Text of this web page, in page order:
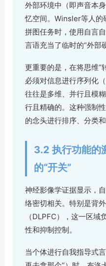
外部环境中（即声音本
忆空间。Winsler等人的
拼图任务时，使用自言
言语充当了临时的“外部
更重要的是，在将思维“
必须对信息进行序列化
往往是多维、并行且模
行且精确的。这种强制
的念头进行排序、分类和
3.2 执行功能的
的“开关”
神经影像学证据显示，
络密切相关。特别是背
（DLPFC），这一区
性和抑制控制。
当个体进行自我指导式